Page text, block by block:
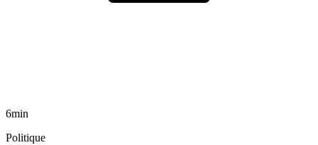
6min
Politique